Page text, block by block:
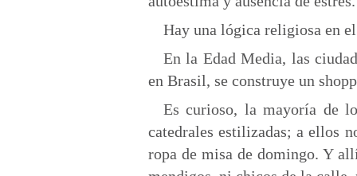
Hay una lógica religiosa en
En la Edad Media, las
en Brasil, se construye un
Es curioso, la mayoría de
catedrales estilizadas; a ellos
ropa de misa de domingo. Y